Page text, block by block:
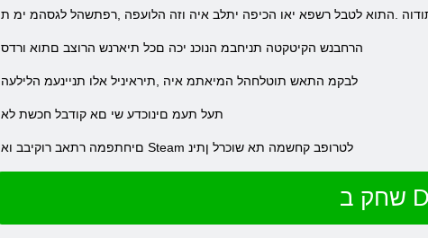
.התוא לטבל רשפא יאו הכיפה יתלב איה וזה הלועפה ,רפתשהל לגסהמ ימ ת
.הרחבנש הקיטקטה תניחבמ הנוכנ יכה םכל תיארנש הרוצב םתוא ורדס
.לבקמ התאש תוטלחהל המיאתמ איה ,תיראיניל אלו תניינעמ הלילעה
.תעל תעמ םינוכדע שי םא קודבל חכשת לא
.םיחתפמה רתאב רוקיבב וא Steam לטרופב קחשמה תא שוכרל ןתינ